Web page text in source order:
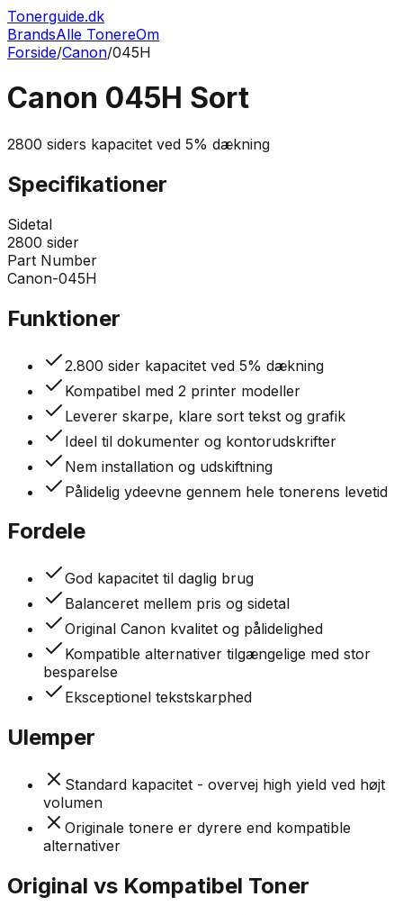
Tonerguide.dk
BrandsAlle TonereOm
Forside/Canon/045H
Canon 045H Sort
2800 siders kapacitet ved 5% dækning
Specifikationer
Sidetal
2800 sider
Part Number
Canon-045H
Funktioner
2.800 sider kapacitet ved 5% dækning
Kompatibel med 2 printer modeller
Leverer skarpe, klare sort tekst og grafik
Ideel til dokumenter og kontorudskrifter
Nem installation og udskiftning
Pålidelig ydeevne gennem hele tonerens levetid
Fordele
God kapacitet til daglig brug
Balanceret mellem pris og sidetal
Original Canon kvalitet og pålidelighed
Kompatible alternativer tilgængelige med stor
besparelse
Eksceptionel tekstskarphed
Ulemper
Standard kapacitet - overvej high yield ved højt
volumen
Originale tonere er dyrere end kompatible
alternativer
Original vs Kompatibel Toner